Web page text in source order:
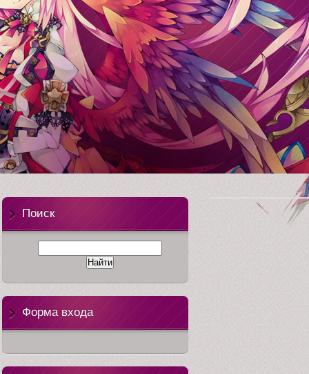
anime-tv
Поиск
Форма входа